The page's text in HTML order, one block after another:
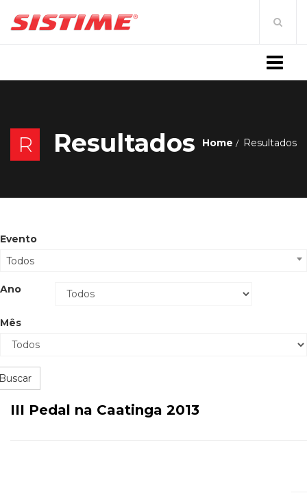
R Resultados Home Resultados
Evento
Todos
Ano
Mês
III Pedal na Caatinga 2013